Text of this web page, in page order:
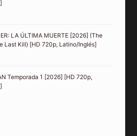
LA ÚLTIMA MUERTE [2026] (The
Last Kill) [HD 720p, Latino/Inglés]
Temporada 1 [2026] [HD 720p,